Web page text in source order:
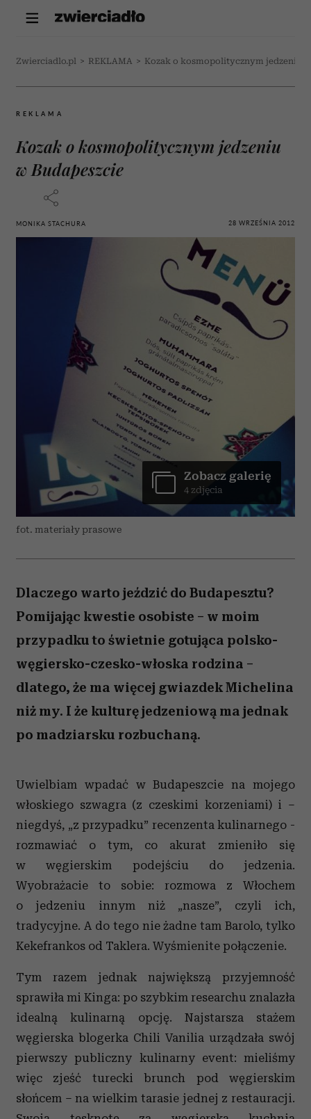
Zwierciadlo.pl > REKLAMA > Kozak o kosmopolitycznym jedzeniu
REKLAMA
Kozak o kosmopolitycznym jedzeniu
w Budapeszcie
MONIKA STACHURA 28 WRZEŚNIA 2012
fot. materiały prasowe
Zobacz galerię
4 zdjęcia
Dlaczego warto jeździć do Budapesztu?
Pomijając kwestie osobiste – w moim
przypadku to świetnie gotująca polsko-
węgiersko-czesko-włoska rodzina –
dlatego, że ma więcej gwiazdek Michelina
niż my. I że kulturę jedzeniową ma jednak
po madziarsku rozbuchaną.
Uwielbiam wpadać w Budapeszcie na mojego
włoskiego szwagra (z czeskimi korzeniami) i –
niegdyś, „z przypadku” recenzenta kulinarnego -
rozmawiać o tym, co akurat zmieniło się
w węgierskim podejściu do jedzenia.
Wyobrażacie to sobie: rozmowa z Włochem
o jedzeniu innym niż „nasze”, czyli ich,
tradycyjne. A do tego nie żadne tam Barolo, tylko
Kekefrankos od Taklera. Wyśmienite połączenie.
Tym razem jednak największą przyjemność
sprawiła mi Kinga: po szybkim researchu znalazła
idealną kulinarną opcję. Najstarsza stażem
węgierska blogerka Chili Vanilia urządzała swój
pierwszy publiczny kulinarny event: mieliśmy
więc zjeść turecki brunch pod węgierskim
słońcem – na wielkim tarasie jednej z restauracji.